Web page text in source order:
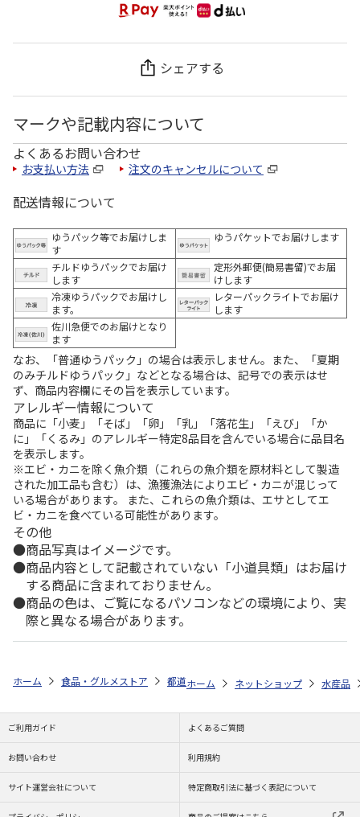
シェアする
マークや記載内容について
よくあるお問い合わせ
お支払い方法 注文のキャンセルについて
配送情報について
ゆうパック等でお届けしま
す
ゆうパケットでお届けします
チルドゆうパックでお届け
します
定形外郵便(簡易書留)でお届
けします
冷凍ゆうパックでお届けし
ます。
レターパックライトでお届け
します
佐川急便でのお届けとなり
ます
なお、「普通ゆうパック」の場合は表示しません。また、「夏期
のみチルドゆうパック」などとなる場合は、記号での表示はせ
ず、商品内容欄にその旨を表示しています。
アレルギー情報について
商品に「小麦」「そば」「卵」「乳」「落花生」「えび」「か
に」「くるみ」のアレルギー特定8品目を含んでいる場合に品目名
を表示します。
※エビ・カニを除く魚介類（これらの魚介類を原材料として製造
された加工品も含む）は、漁獲漁法によりエビ・カニが混じって
いる場合があります。 また、これらの魚介類は、エサとしてエ
ビ・カニを食べている可能性があります。
その他
商品写真はイメージです。
商品内容として記載されていない「小道具類」はお届け
する商品に含まれておりません。
商品の色は、ご覧になるパソコンなどの環境により、実
際と異なる場合があります。
ホーム 食品・グルメストア 都道府県から探す 東京都 【冷凍】
ホーム ネットショップ 水産品
ご利用ガイド よくあるご質問
お問い合わせ 利用規約
サイト運営会社について 特定商取引法に基づく表記について